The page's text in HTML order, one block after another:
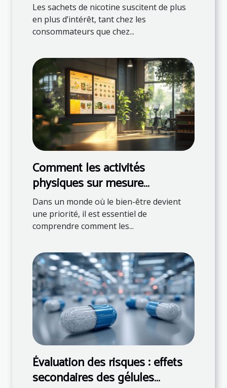
Les sachets de nicotine suscitent de plus
en plus d’intérêt, tant chez les
consommateurs que chez...
Comment les activités
physiques sur mesure
favorisent la santé globale ?
Dans un monde où le bien-être devient
une priorité, il est essentiel de
comprendre comment les...
Évaluation des risques : effets
secondaires des gélules